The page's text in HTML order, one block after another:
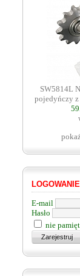
SW5814L
pojedyńczy z
LOGOWANIE
E-mail
Hasło
nie